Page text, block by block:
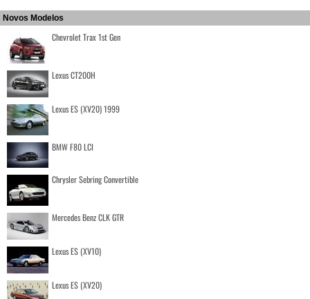
Novos Modelos
Chevrolet Trax 1st Gen
Lexus CT200H
Lexus ES (XV20) 1999
BMW F80 LCI
Chrysler Sebring Convertible
Mercedes Benz CLK GTR
Lexus ES (XV10)
Lexus ES (XV20)